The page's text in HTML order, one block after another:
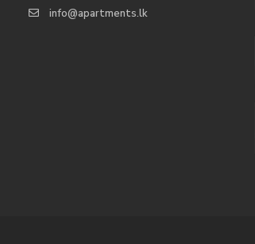
info@apartments.lk